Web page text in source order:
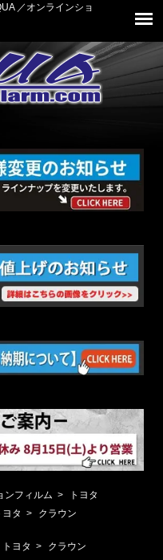
／オンラインショ
ンフィルム >
トヨタ
ヨタ >
クラウン
トヨタ >
クラウン